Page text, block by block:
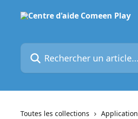
Rechercher un article...
Toutes les collections